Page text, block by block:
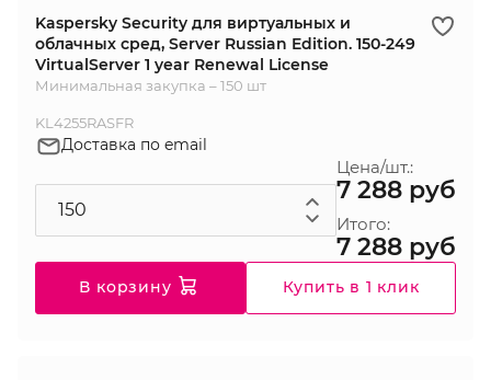
Kaspersky Security для виртуальных и
облачных сред, Server Russian Edition. 150-249
VirtualServer 1 year Renewal License
Минимальная закупка – 150 шт
KL4255RASFR
Доставка по email
Цена/шт.:
7 288 руб
Итого:
7 288 руб
В корзину Купить в 1 клик